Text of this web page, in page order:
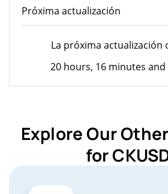
Próxima actualización
La próxima actualización
20 hours, 16 minutes and
Explore Our
for